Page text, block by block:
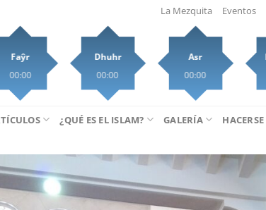
La Mezquita Eventos
Faŷr
00:00
Dhuhr
00:00
Asr
00:00
¿QUÉ ES EL ISLAM? GALERÍA